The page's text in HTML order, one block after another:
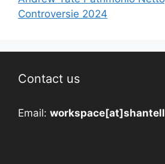
Controversie 2024
Contact us
Email: